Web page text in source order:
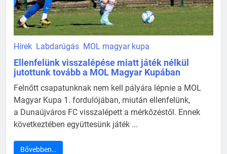
Hírek Labdarúgás MOL magyar kupa
Ellenfelünk visszalépése miatt játék nélkül
jutottunk tovább a MOL Magyar Kupában
Felnőtt csapatunknak nem kell pályára lépnie a MOL
Magyar Kupa 1. fordulójában, miután ellenfelünk,
a Dunaújváros FC visszalépett a mérkőzéstől. Ennek
következtében együttesünk játék ...
Bővebben…